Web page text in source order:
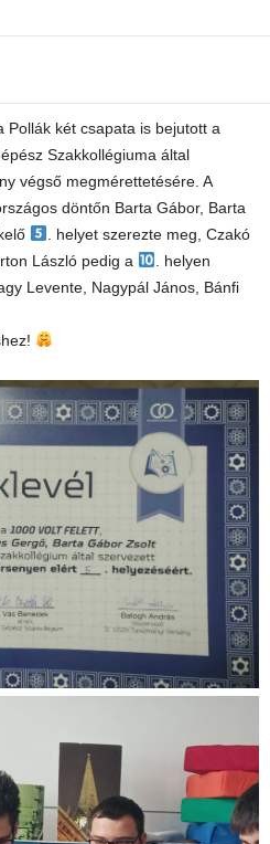
Pollák két csapata is bejutott a
Szakkollégiuma által
végső megmérettetésére. A
döntőn Barta Gábor, Barta
. helyet szerezte meg, Czakó
László pedig a
. helyen
Levente, Nagypál János, Bánfi